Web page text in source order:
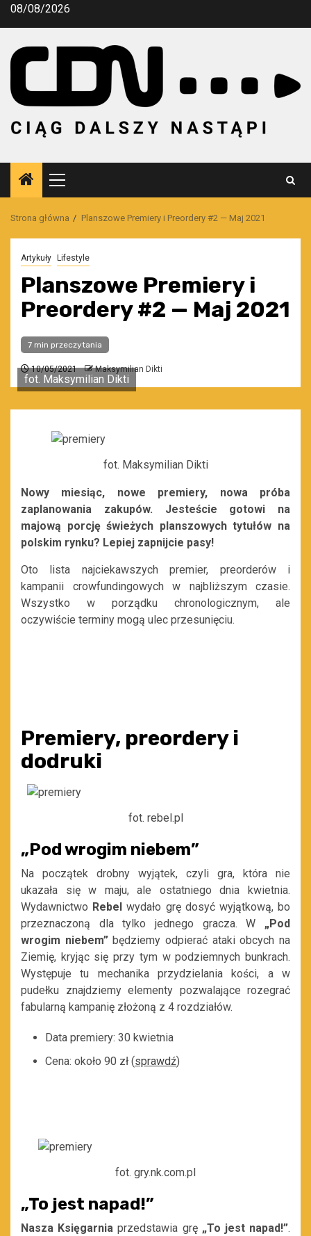
Przejdź
08/08/2026
Menu
główne
Strona główna Planszowe Premiery i Preordery #2 — Maj 2021
Artykuły Lifestyle
Planszowe Premiery i
Preordery #2 — Maj 2021
7 min przeczytania
10/05/2021 Maksymilian Dikti
fot. Maksymilian Dikti
fot. Maksymilian Dikti
Nowy miesiąc, nowe premiery, nowa próba
zaplanowania zakupów. Jesteście gotowi na
majową porcję świeżych planszowych tytułów na
polskim rynku? Lepiej zapnijcie pasy!
Oto lista najciekawszych premier, preorderów i
kampanii crowfundingowych w najbliższym czasie.
Wszystko w porządku chronologicznym, ale
oczywiście terminy mogą ulec przesunięciu.
Premiery, preordery i
dodruki
fot. rebel.pl
„Pod wrogim niebem”
Na początek drobny wyjątek, czyli gra, która nie
ukazała się w maju, ale ostatniego dnia kwietnia.
Wydawnictwo Rebel wydało grę dosyć wyjątkową, bo
przeznaczoną dla tylko jednego gracza. W „Pod
wrogim niebem” będziemy odpierać ataki obcych na
Ziemię, kryjąc się przy tym w podziemnych bunkrach.
Występuje tu mechanika przydzielania kości, a w
pudełku znajdziemy elementy pozwalające rozegrać
fabularną kampanię złożoną z 4 rozdziałów.
Data premiery: 30 kwietnia
Cena: około 90 zł (sprawdź)
fot. gry.nk.com.pl
„To jest napad!”
Nasza Księgarnia przedstawia grę „To jest napad!”.